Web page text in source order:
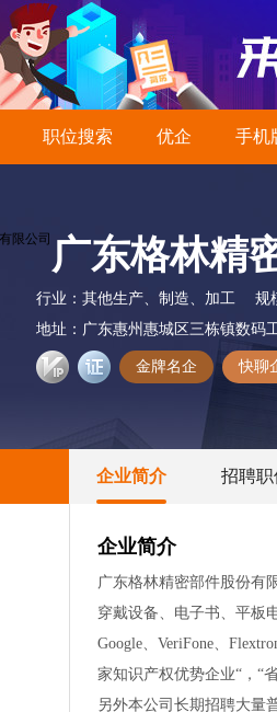
职位搜索 优企 手机
广东格林精
行业： 其他生产、制造、加工 规
地址： 广东惠州惠城区三栋镇数码
金牌名企 快聊
企业简介 招聘职
企业简介
广东格林精密部件股份有
穿戴设备、电子书、平板
Google、VeriFone、
家知识产权优势企业“，“
另外本公司长期招聘大量